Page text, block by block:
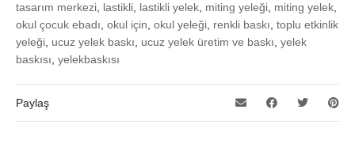
tasarım merkezi lastikli lastikli yelek miting yeleği miting yelek
okul çocuk ebadı okul için okul yeleği renkli baskı toplu etkinlik
yeleği ucuz yelek baskı ucuz yelek üretim ve baskı yelek
baskısı yelekbaskısı
Paylaş